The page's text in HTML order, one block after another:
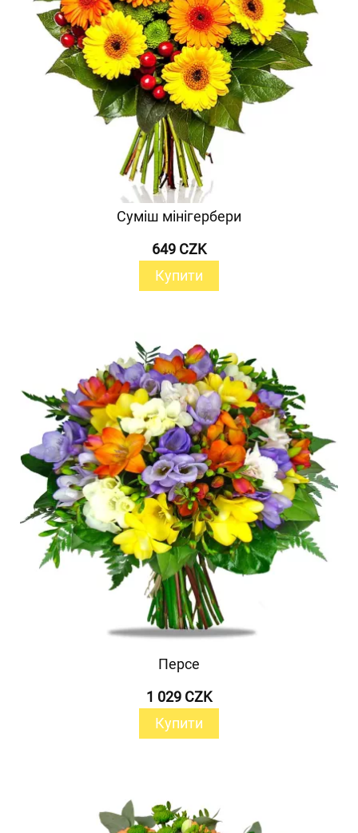
Суміш мінігербери
649 CZK
Купити
Персе
1 029 CZK
Купити